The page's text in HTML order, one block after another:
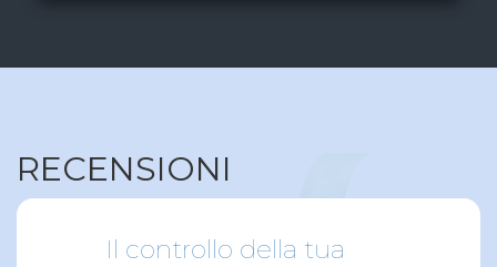
RECENSIONI
Il controllo della tua